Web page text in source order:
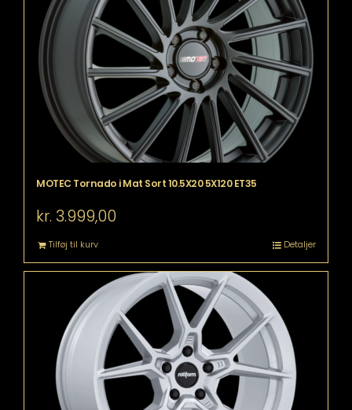
MOTEC Tornado i Mat Sort 10.5X20 5X120 ET35
kr. 3.999,00
Tilføj til kurv Detaljer